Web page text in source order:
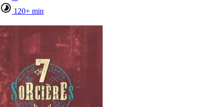
120+ min